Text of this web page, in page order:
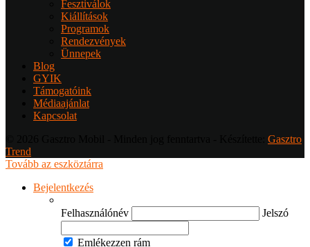
Fesztiválok
Kiállítások
Programok
Rendezvények
Ünnepek
Blog
GYIK
Támogatóink
Médiaajánlat
Kapcsolat
Gasztro
Trend
Tovább az eszköztárra
Bejelentkezés
Felhasználónév Jelszó
Emlékezzen rám